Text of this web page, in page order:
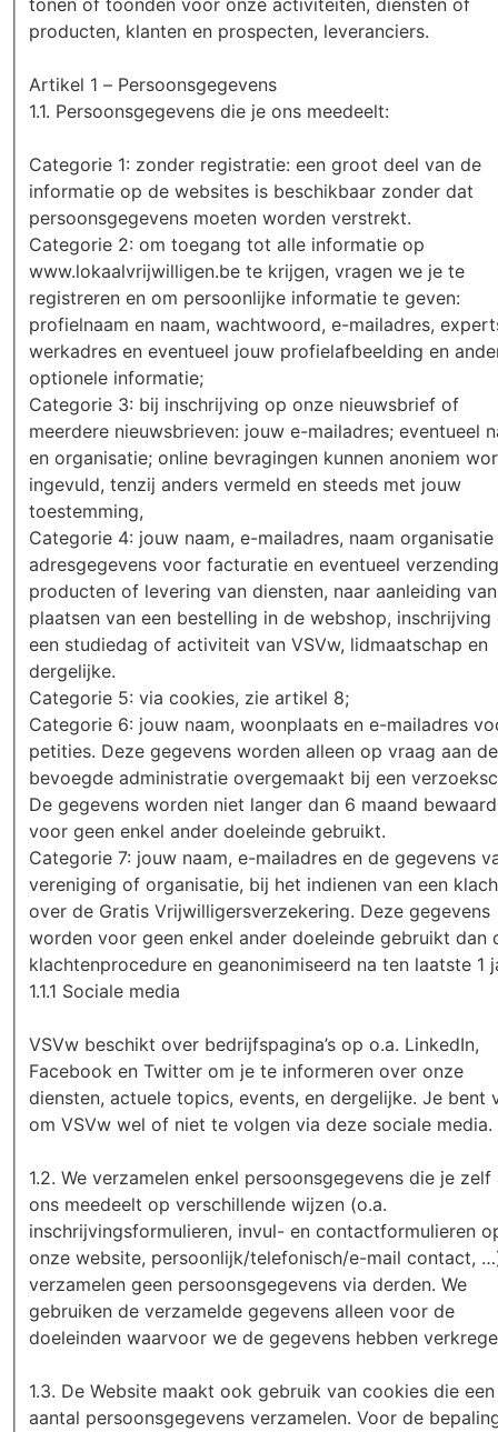
tonen of toonden voor onze activiteiten, diensten of
producten, klanten en prospecten, leveranciers.
Artikel 1 – Persoonsgegevens
1.1. Persoonsgegevens die je ons meedeelt:
Categorie 1: zonder registratie: een groot deel van de
informatie op de websites is beschikbaar zonder dat
persoonsgegevens moeten worden verstrekt.
Categorie 2: om toegang tot alle informatie op
www.lokaalvrijwilligen.be te krijgen, vragen we je te
registreren en om persoonlijke informatie te geven:
profielnaam en naam, wachtwoord, e-mailadres,
werkadres en eventueel jouw profielafbeelding en
optionele informatie;
Categorie 3: bij inschrijving op onze nieuwsbrief of
meerdere nieuwsbrieven: jouw e-mailadres; eventueel
en organisatie; online bevragingen kunnen anoniem
ingevuld, tenzij anders vermeld en steeds met jouw
toestemming,
Categorie 4: jouw naam, e-mailadres, naam organisatie
adresgegevens voor facturatie en eventueel
producten of levering van diensten, naar aanleiding
plaatsen van een bestelling in de webshop, inschrijving
een studiedag of activiteit van VSVw, lidmaatschap en
dergelijke.
Categorie 5: via cookies, zie artikel 8;
Categorie 6: jouw naam, woonplaats en e-mailadres
petities. Deze gegevens worden alleen op vraag aan de
bevoegde administratie overgemaakt bij een
De gegevens worden niet langer dan 6 maand
voor geen enkel ander doeleinde gebruikt.
Categorie 7: jouw naam, e-mailadres en de gegevens
vereniging of organisatie, bij het indienen van een
over de Gratis Vrijwilligersverzekering. Deze gegevens
worden voor geen enkel ander doeleinde gebruikt dan
klachtenprocedure en geanonimiseerd na ten laatste 1
1.1.1 Sociale media
VSVw beschikt over bedrijfspagina’s op o.a. LinkedIn,
Facebook en Twitter om je te informeren over onze
diensten, actuele topics, events, en dergelijke. Je bent vrij
om VSVw wel of niet te volgen via deze sociale media.
1.2. We verzamelen enkel persoonsgegevens die je zelf
ons meedeelt op verschillende wijzen (o.a.
inschrijvingsformulieren, invul- en contactformulieren
onze website, persoonlijk/telefonisch/e-mail contact,
verzamelen geen persoonsgegevens via derden. We
gebruiken de verzamelde gegevens alleen voor de
doeleinden waarvoor we de gegevens hebben
1.3. De Website maakt ook gebruik van cookies die een
aantal persoonsgegevens verzamelen. Voor de